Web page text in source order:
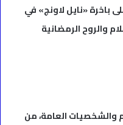
باخرة «نايل لاونج» في
والروح الرمضانية
والشخصيات العامة، من